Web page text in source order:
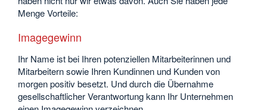
Menge Vorteile:
Imagegewinn
Ihr Name ist bei Ihren potenziellen Mitarbeiterinnen und
Mitarbeitern sowie Ihren Kundinnen und Kunden von
morgen positiv besetzt. Und durch die Übernahme
gesellschaftlicher Verantwortung kann Ihr Unternehmen